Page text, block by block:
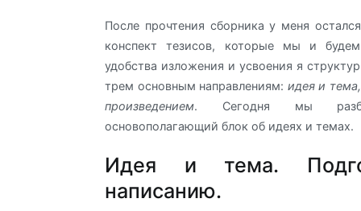
После прочтения сборника у меня
конспект тезисов, которые мы и
удобства изложения и усвоения я
трем основным направлениям: идея и
произведением. Сегодня мы
основополагающий блок об идеях и темах.
Идея и тема.
написанию.